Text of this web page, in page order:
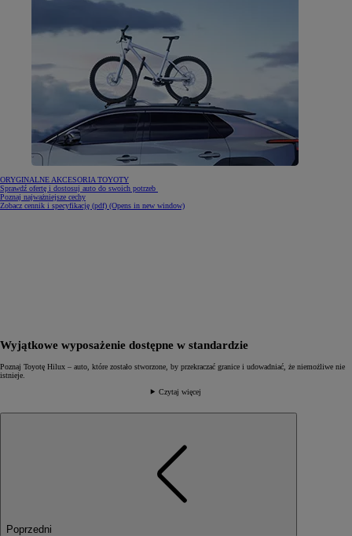
ORYGINALNE AKCESORIA TOYOTY
Sprawdź ofertę i dostosuj auto do swoich potrzeb
Poznaj najważniejsze cechy
Zobacz cennik i specyfikację (pdf) (Opens in new window)
Wyjątkowe wyposażenie dostępne w standardzie
Poznaj Toyotę Hilux – auto, które zostało stworzone, by przekraczać granice i udowadniać, że niemożliwe nie
istnieje.
Czytaj więcej
Poprzedni